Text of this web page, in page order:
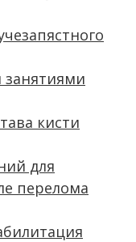
занятиями
кисти
для
перелома